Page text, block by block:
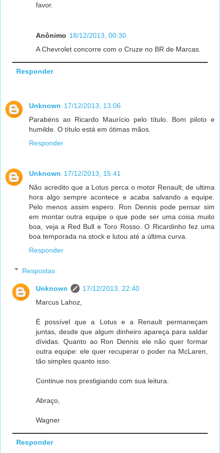
favor.
Anônimo 18/12/2013, 00:30
A Chevrolet concorre com o Cruze no BR de Marcas.
Responder
Unknown 17/12/2013, 13:06
Parabéns ao Ricardo Maurício pelo título. Bom piloto e
humilde. O título está em ótimas mãos.
Responder
Unknown 17/12/2013, 15:41
Não acredito que a Lotus perca o motor Renault; de ultima
hora algo sempre acontece e acaba salvando a equipe.
Pelo menos assim espero. Ron Dennis pode pensar sim
em montar outra equipe o que pode ser uma coisa muito
boa, veja a Red Bull e Toro Rosso. O Ricardinho fez uma
boa temporada na stock e lutou até a última curva.
Responder
Respostas
Unknown
17/12/2013, 22:40
Marcus Lahoz,
É possível que a Lotus e a Renault permaneçam
juntas, desde que algum dinheiro apareça para saldar
dívidas. Quanto ao Ron Dennis ele não quer formar
outra equipe: ele quer recuperar o poder na McLaren,
tão simples quanto isso.
Continue nos prestigiando com sua leitura.
Abraço,
Wagner
Responder